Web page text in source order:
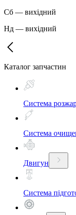
Сб — вихідний
Нд — вихідний
Каталог запчастин
Система
Система
Двигун
Система